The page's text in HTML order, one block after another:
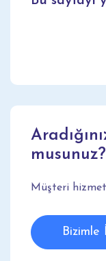
musunuz?
Müşteri
Bizimle